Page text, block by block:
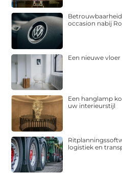
occasion nabij
Een nieuwe
Een hanglamp
uw interieurstijl
logistiek en